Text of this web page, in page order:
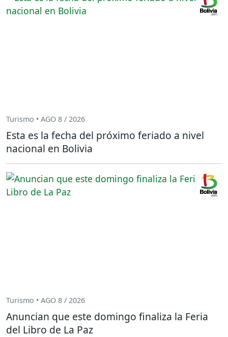
Turismo • AGO 8 / 2026
Esta es la fecha del próximo feriado a nivel
nacional en Bolivia
Turismo • AGO 8 / 2026
Anuncian que este domingo finaliza la Feria
del Libro de La Paz